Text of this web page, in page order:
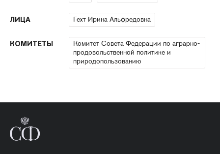
ЛИЦА Гехт Ирина Альфредовна
КОМИТЕТЫ
Комитет Совета Федерации по аграрно-
продовольственной политике и
природопользованию